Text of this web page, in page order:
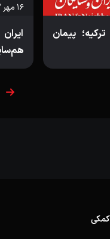
پیمان
۱۶ مهر ۱۴۰۳